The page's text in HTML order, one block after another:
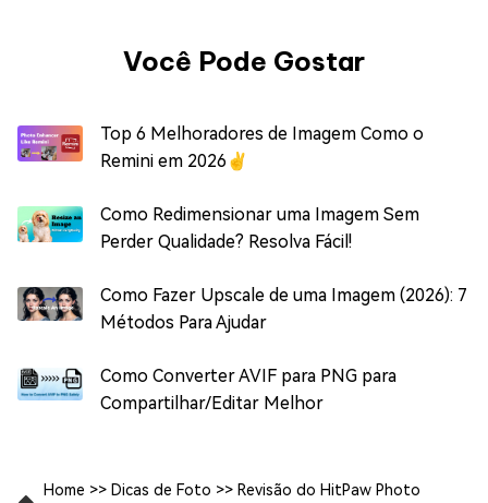
Você Pode Gostar
Top 6 Melhoradores de Imagem Como o
Remini em 2026✌
Como Redimensionar uma Imagem Sem
Perder Qualidade? Resolva Fácil!
Como Fazer Upscale de uma Imagem (2026): 7
Métodos Para Ajudar
Como Converter AVIF para PNG para
Compartilhar/Editar Melhor
Home >> Dicas de Foto >> Revisão do HitPaw Photo